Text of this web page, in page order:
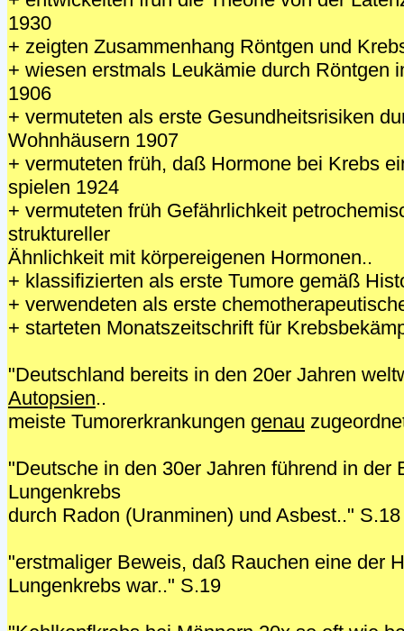
1930
+ zeigten Zusammenhang Röntgen und
+ wiesen erstmals Leukämie durch Röntgen
1906
+ vermuteten als erste Gesundheitsrisiken
Wohnhäusern 1907
+ vermuteten früh, daß Hormone bei Krebs
spielen 1924
+ vermuteten früh Gefährlichkeit
struktureller
Ähnlichkeit mit körpereigenen Hormonen..
+ klassifizierten als erste Tumore gemäß
+ verwendeten als erste
+ starteten Monatszeitschrift für
"Deutschland bereits in den 20er Jahren
Autopsien..
meiste Tumorerkrankungen genau
"Deutsche in den 30er Jahren führend in der
Lungenkrebs
durch Radon (Uranminen) und Asbest.." S.18
"erstmaliger Beweis, daß Rauchen eine der
Lungenkrebs war.." S.19